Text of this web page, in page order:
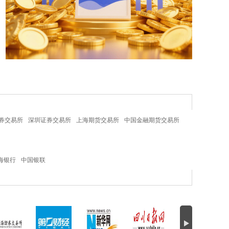
交易所 深圳证券交易所 上海期货交易所 中国金融期货交易所
银行 中国银联